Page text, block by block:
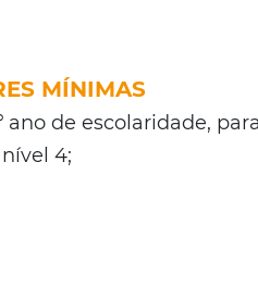
MÍNIMAS
ano de escolaridade,
4;